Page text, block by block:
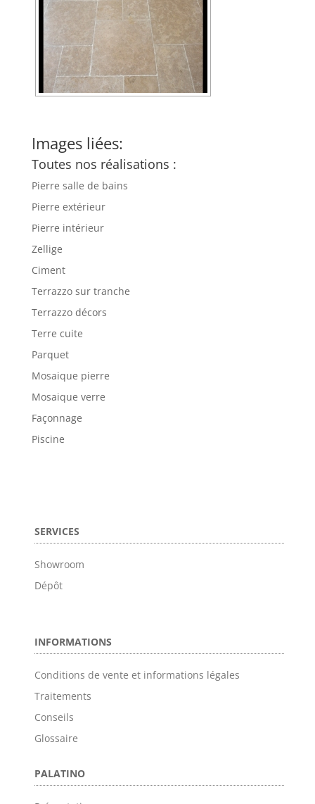
Images liées:
Toutes nos réalisations :
Pierre salle de bains
Pierre extérieur
Pierre intérieur
Zellige
Ciment
Terrazzo sur tranche
Terrazzo décors
Terre cuite
Parquet
Mosaique pierre
Mosaique verre
Façonnage
Piscine
SERVICES
Showroom
Dépôt
INFORMATIONS
Conditions de vente et informations légales
Traitements
Conseils
Glossaire
PALATINO